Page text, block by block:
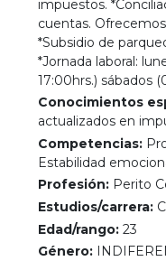
impuestos.
cuentas.
*Subsidio de
*Jornada laboral:
17:00hrs.) sábados
Conocimientos
actualizados en
Competencias:
Estabilidad
Profesión: Perito
Estudios/carrera:
Edad/rango: 23
Género: